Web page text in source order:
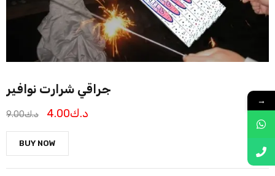
جراقي شرارت نوافير
د.ك9.00 د.ك4.00
BUY NOW
→